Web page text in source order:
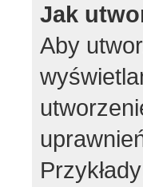
Jak
Aby